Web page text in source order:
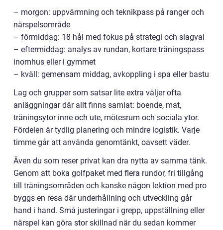
– morgon: uppvärmning och teknikpass på ranger och
närspelsområde
– förmiddag: 18 hål med fokus på strategi och slagval
– eftermiddag: analys av rundan, kortare träningspass
inomhus eller i gymmet
– kväll: gemensam middag, avkoppling i spa eller bastu
Lag och grupper som satsar lite extra väljer ofta
anläggningar där allt finns samlat: boende, mat,
träningsytor inne och ute, mötesrum och sociala ytor.
Fördelen är tydlig planering och mindre logistik. Varje
timme går att använda genomtänkt, oavsett väder.
Även du som reser privat kan dra nytta av samma tänk.
Genom att boka golfpaket med flera rundor, fri tillgång
till träningsområden och kanske någon lektion med pro
byggs en resa där underhållning och utveckling går
hand i hand. Små justeringar i grepp, uppställning eller
närspel kan göra stor skillnad när du sedan kommer